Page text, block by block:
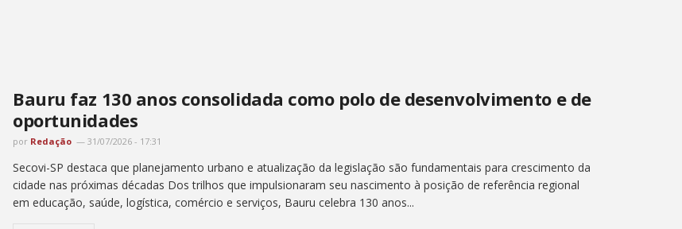
Bauru faz 130 anos consolidada como polo de desenvolvimento e de
oportunidades
por Redação 31/07/2026 - 17:31
Secovi-SP destaca que planejamento urbano e atualização da legislação são fundamentais para crescimento da
cidade nas próximas décadas Dos trilhos que impulsionaram seu nascimento à posição de referência regional
em educação, saúde, logística, comércio e serviços, Bauru celebra 130 anos...